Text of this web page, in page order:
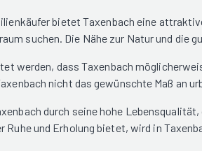
bietet Taxenbach eine
suchen. Die Nähe zur Natur und die
werden, dass Taxenbach
nicht das gewünschte Maß an
durch seine hohe
Ruhe und Erholung bietet, wird in